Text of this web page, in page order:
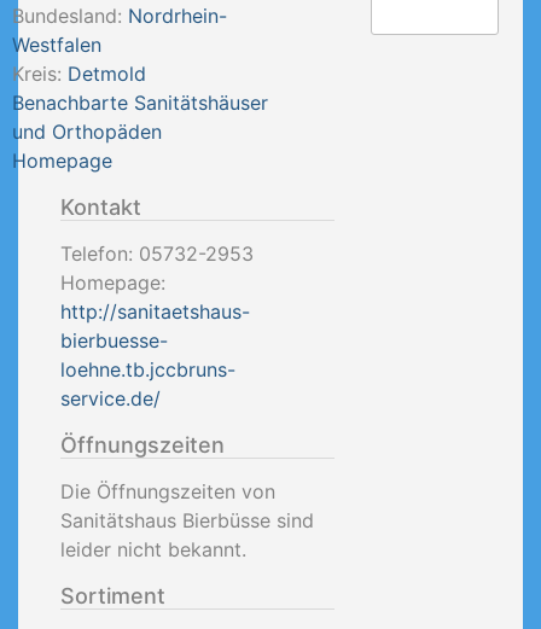
Bundesland: Nordrhein-
Westfalen
Kreis: Detmold
Benachbarte Sanitätshäuser
und Orthopäden
Homepage
Kontakt
Telefon: 05732-2953
Homepage:
http://sanitaetshaus-
bierbuesse-
loehne.tb.jccbruns-
service.de/
Öffnungszeiten
Die Öffnungszeiten von
Sanitätshaus Bierbüsse sind
leider nicht bekannt.
Sortiment